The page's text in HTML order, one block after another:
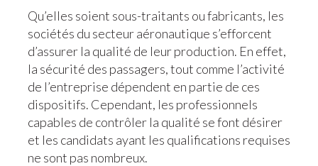
Qu’elles soient sous-traitants ou fabricants, les
sociétés du secteur aéronautique s’efforcent
d’assurer la qualité de leur production. En effet,
la sécurité des passagers, tout comme l’activité
de l’entreprise dépendent en partie de ces
dispositifs. Cependant, les professionnels
capables de contrôler la qualité se font désirer
et les candidats ayant les qualifications requises
ne sont pas nombreux.